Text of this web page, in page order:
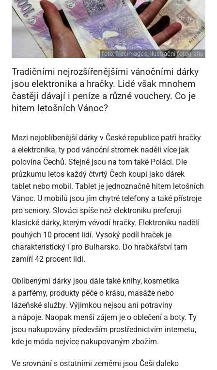
foto:freeimages, ilustrační fotografie
Tradičními nejrozšířenějšími vánočními dárky
jsou elektronika a hračky. Lidé však mnohem
častěji dávají i peníze a různé vouchery. Co je
hitem letošních Vánoc?
Mezi nejoblíbenější dárky v České republice patří hračky
a elektronika, ty pod vánoční stromek nadělí více jak
polovina Čechů. Stejně jsou na tom také Poláci. Dle
průzkumu letos každý čtvrtý Čech koupí jako dárek
tablet nebo mobil. Tablet je jednoznačně hitem letošních
Vánoc. U mobilů jsou jím chytré telefony a také přístroje
pro seniory. Slováci spíše než elektroniku preferují
klasické dárky, kterým vévodí hračky. Elektroniku nadělí
pouhých 10 procent lidí. Vysoký podíl hraček je
charakteristický i pro Bulharsko. Do hračkářství tam
zamíří 42 procent lidí.
Oblíbenými dárky jsou dále také knihy, kosmetika
a parfémy, produkty péče o krásu, masáže nebo
lázeňské služby. Výjimkou nejsou ani potraviny
a nápoje. Naopak menší zájem je o oblečení a boty. Ty
jsou nakupovány především prostřednictvím internetu,
kde je móda nejvíce nakupovaným zbožím.
Ve srovnání s ostatními zeměmi jsou Češi daleko